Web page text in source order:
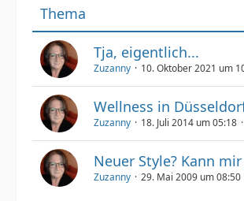
Thema
Tja, eigentlich...
Zuzanny 10. Oktober 2021 um
Wellness in
Zuzanny 18. Juli 2014 um 05:18
Neuer Style? Kann
Zuzanny 29. Mai 2009 um 08:50